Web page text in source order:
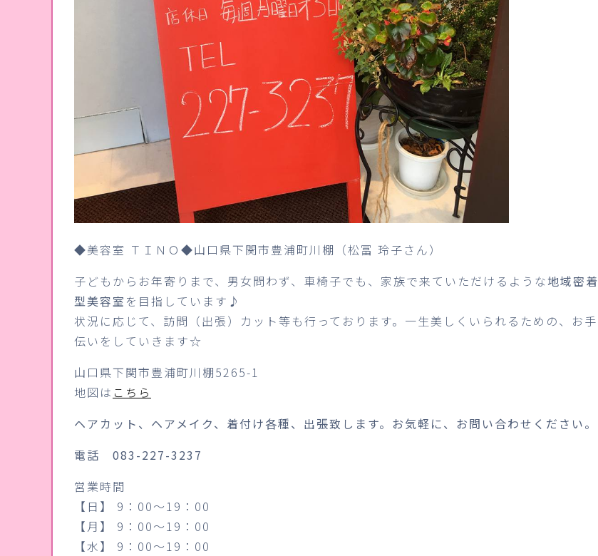
◆美容室 ＴＩＮＯ◆山口県下関市豊浦町川棚（松冨 玲子さん）
子どもからお年寄りまで、男女問わず、車椅子でも、家族で来ていただけるような地域密着
型美容室 を目指しています♪
状況に応じて、訪問（出張）カット等も行っております。一生美しくいられるための、お手
伝いをしていきます☆
山口県下関市豊浦町川棚5265-1
地図は こちら
ヘアカット、ヘアメイク、着付け各種、出張致します。お気軽に、お問い合わせください。
電話 083-227-3237
営業時間
【日】 9：00～19：00
【月】 9：00～19：00
【水】 9：00～19：00